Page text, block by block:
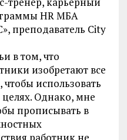
HR МБА
преподаватель City
в том, что
изобретают все
использовать
Однако, мне
прописывать в